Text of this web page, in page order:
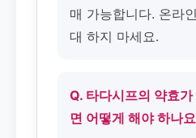
매 가능합니다. 온라
대 하지 마세요.
Q. 타다시프의 약효
면 어떻게 해야 하나